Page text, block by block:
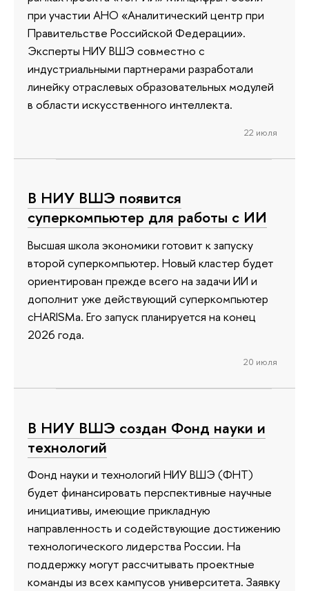
при участии АНО «Аналитический центр при
Правительстве Российской Федерации».
Эксперты НИУ ВШЭ совместно с
индустриальными партнерами разработали
линейку отраслевых образовательных модулей
в области искусственного интеллекта.
22 июля
В НИУ ВШЭ появится
суперкомпьютер для работы с ИИ
Высшая школа экономики готовит к запуску
второй суперкомпьютер. Новый кластер будет
ориентирован прежде всего на задачи ИИ и
дополнит уже действующий суперкомпьютер
cHARISMa. Его запуск планируется на конец
2026 года.
20 июля
В НИУ ВШЭ создан Фонд науки и
технологий
Фонд науки и технологий НИУ ВШЭ (ФНТ)
будет финансировать перспективные научные
инициативы, имеющие прикладную
направленность и содействующие достижению
технологического лидерства России. На
поддержку могут рассчитывать проектные
команды из всех кампусов университета. Заявку